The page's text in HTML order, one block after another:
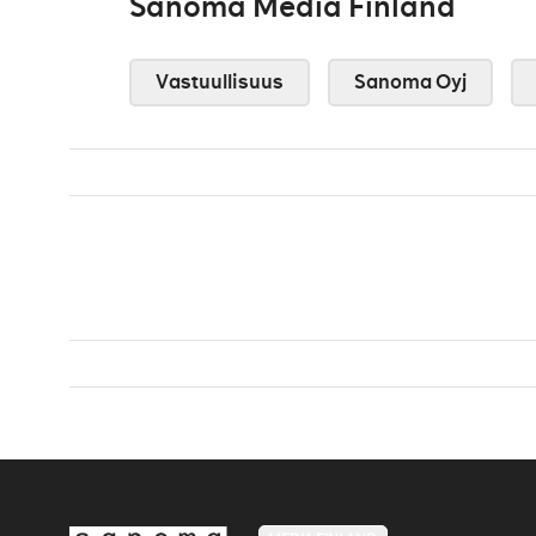
Vastuullisuus Sanoma Oyj